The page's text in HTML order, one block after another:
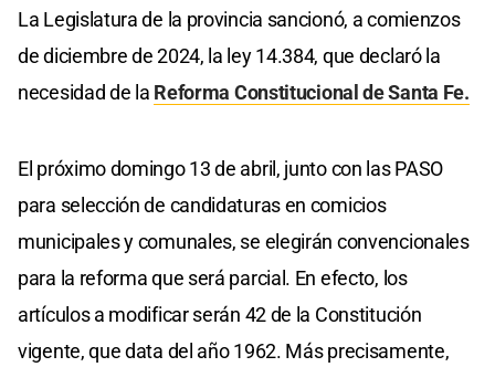
La Legislatura de la provincia sancionó, a comienzos
de diciembre de 2024, la ley 14.384, que declaró la
necesidad de la Reforma Constitucional de Santa Fe.
El próximo domingo 13 de abril, junto con las PASO
para selección de candidaturas en comicios
municipales y comunales, se elegirán convencionales
para la reforma que será parcial. En efecto, los
artículos a modificar serán 42 de la Constitución
vigente, que data del año 1962. Más precisamente,